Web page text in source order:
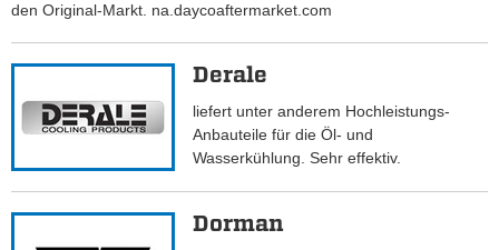
den Original-Markt. na.daycoaftermarket.com
Derale
liefert unter anderem Hochleistungs-
Anbauteile für die Öl- und
Wasserkühlung. Sehr effektiv.
Dorman